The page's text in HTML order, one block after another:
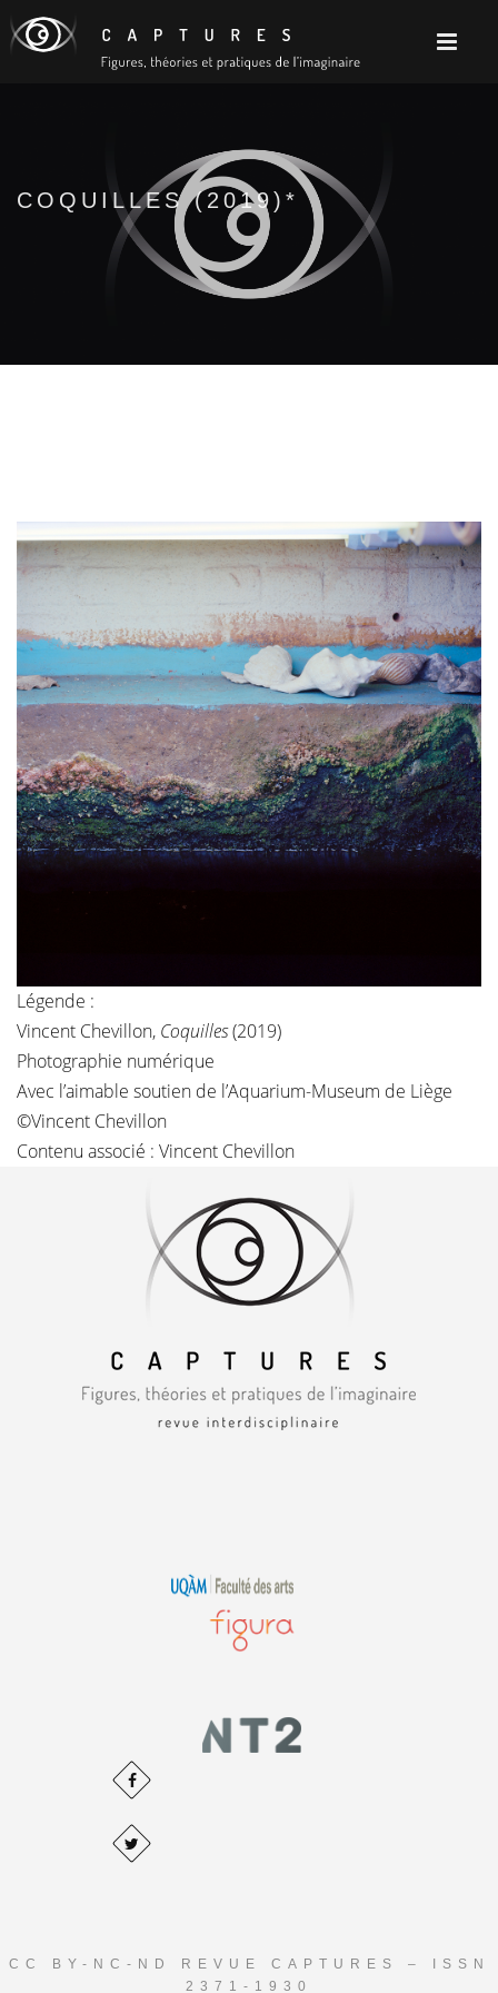
COQUILLES (2019)*
Légende :
Vincent Chevillon, Coquilles(2019)
Photographie numérique
Avec l’aimable soutien de l’Aquarium-Museum de Liège
©Vincent Chevillon
Contenu associé : Vincent Chevillon
CC BY-NC-ND REVUE CAPTURES – ISSN
2371-1930